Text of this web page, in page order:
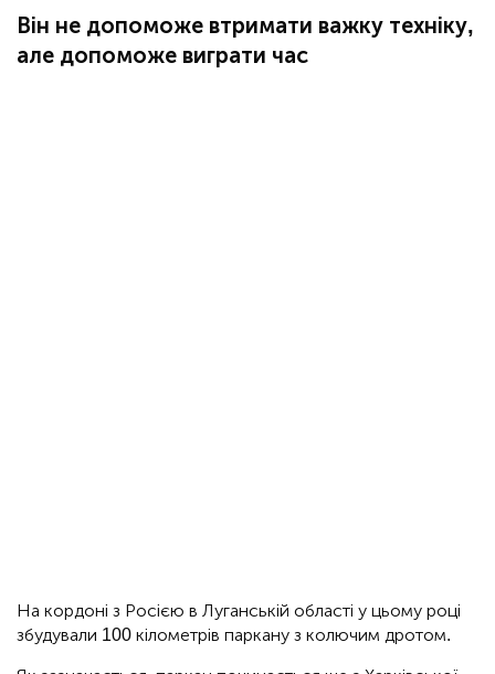
Він не допоможе втримати важку техніку,
але допоможе виграти час
На кордоні з Росією в Луганській області у цьому році
збудували 100 кілометрів паркану з колючим дротом.